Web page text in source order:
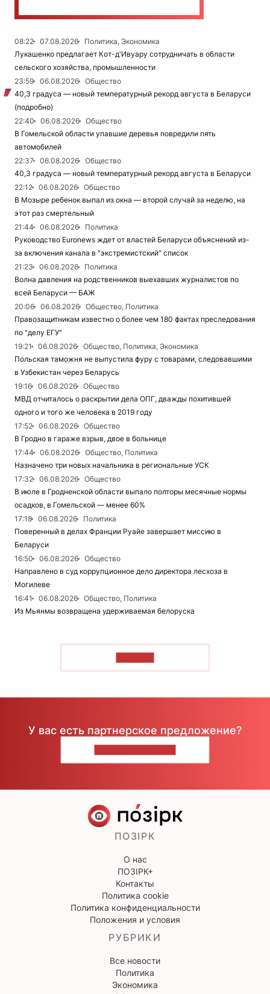
08:22 07.08.2026
Политика, Экономика
Лукашенко предлагает Кот-д'Ивуару сотрудничать в области
сельского хозяйства, промышленности
23:59
06.08.2026
Общество
40,3 градуса — новый температурный рекорд августа в Беларуси
(подробно)
22:40
06.08.2026
Общество
В Гомельской области упавшие деревья повредили пять
автомобилей
22:37
06.08.2026
Общество
40,3 градуса — новый температурный рекорд августа в Беларуси
22:12
06.08.2026
Общество
В Мозыре ребенок выпал из окна — второй случай за неделю, на
этот раз смертельный
21:44
06.08.2026
Политика
Руководство Euronews ждет от властей Беларуси объяснений из-
за включения канала в "экстремистский" список
21:23
06.08.2026
Политика
Волна давления на родственников выехавших журналистов по
всей Беларуси — БАЖ
20:06
06.08.2026
Общество, Политика
Правозащитникам известно о более чем 180 фактах преследования
по "делу ЕГУ"
19:21
06.08.2026
Общество, Политика, Экономика
Польская таможня не выпустила фуру с товарами, следовавшими
в Узбекистан через Беларусь
19:16
06.08.2026
Общество
МВД отчиталось о раскрытии дела ОПГ, дважды похитившей
одного и того же человека в 2019 году
17:52
06.08.2026
Общество
В Гродно в гараже взрыв, двое в больнице
17:44
06.08.2026
Общество, Политика
Назначено три новых начальника в региональные УСК
17:32
06.08.2026
Общество
В июле в Гродненской области выпало полторы месячные нормы
осадков, в Гомельской — менее 60%
17:18
06.08.2026
Политика
Поверенный в делах Франции Руайе завершает миссию в
Беларуси
16:50
06.08.2026
Общество
Направлено в суд коррупционное дело директора лесхоза в
Могилеве
16:41
06.08.2026
Общество, Политика
Из Мьянмы возвращена удерживаемая белоруска
У вас есть партнерское предложение?
ПОЗІРК
О нас
ПОЗІРК+
Контакты
Политика cookie
Политика конфиденциальности
Положения и условия
РУБРИКИ
Все новости
Политика
Экономика